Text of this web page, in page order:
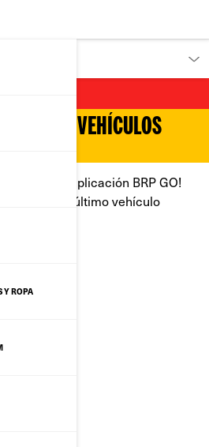
Y ROPA
PARA VEHÍCULOS
Am, la aplicación BRP GO!
del último vehículo